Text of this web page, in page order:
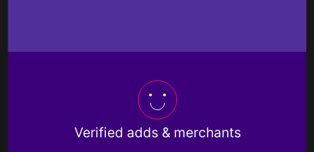
Verified adds & merchants